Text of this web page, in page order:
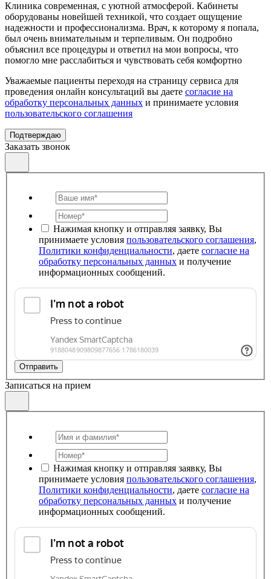
Клиника современная, с уютной атмосферой. Кабинеты
оборудованы новейшей техникой, что создает ощущение
надежности и профессионализма. Врач, к которому я попала,
был очень внимательным и терпеливым. Он подробно
объяснил все процедуры и ответил на мои вопросы, что
помогло мне расслабиться и чувствовать себя комфортно
Уважаемые пациенты переходя на страницу сервиса для
проведения онлайн консультаций вы даете согласие на
обработку персональных данных и принимаете условия
пользовательского соглашения
Подтверждаю
Заказать звонок
Нажимая кнопку и отправляя заявку, Вы
принимаете условия пользовательского соглашения,
Политики конфиденциальности, даете согласие на
обработку персональных данных и получение
информационных сообщений.
Отправить
Записаться на прием
Нажимая кнопку и отправляя заявку, Вы
принимаете условия пользовательского соглашения,
Политики конфиденциальности, даете согласие на
обработку персональных данных и получение
информационных сообщений.